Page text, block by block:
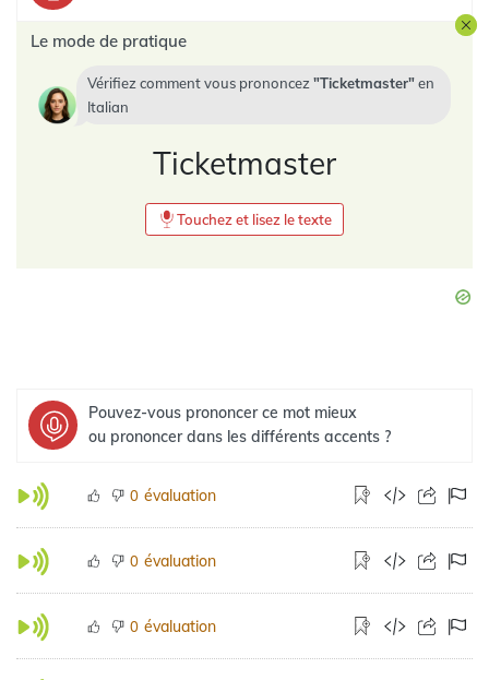
Le mode de pratique
Vérifiez comment vous prononcez Ticketmaster en
Italian
Ticketmaster
Touchez et lisez le texte
Pouvez-vous prononcer ce mot mieux
ou prononcer dans les différents accents ?
0 évaluation
0 évaluation
0 évaluation